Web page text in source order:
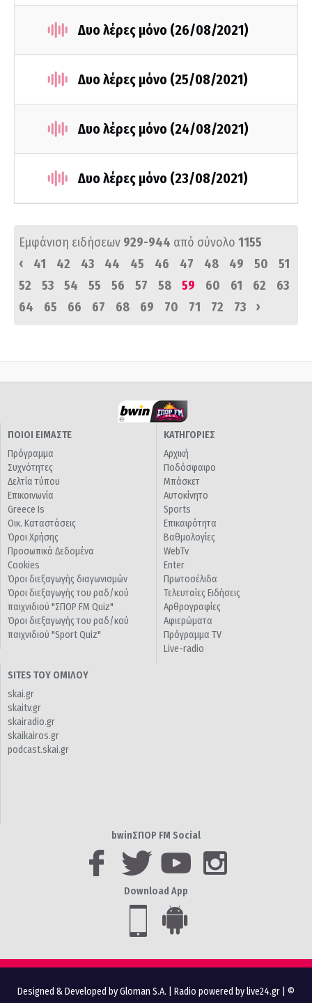
Δυο λέρες μόνο (26/08/2021)
Δυο λέρες μόνο (25/08/2021)
Δυο λέρες μόνο (24/08/2021)
Δυο λέρες μόνο (23/08/2021)
Εμφάνιση ειδήσεων 929-944 από σύνολο 1155
‹
41 42 43 44 45 46 47 48 49 50
51
52
53 54 55 56 57 58 59 60 61 62
63
64
65 66 67 68 69 70 71 72 73 ›
ΠΟΙΟΙ ΕΙΜΑΣΤΕ
Πρόγραμμα
Συχνότητες
Δελτία τύπου
Επικοινωνία
Greece Is
Οικ. Καταστάσεις
Όροι Χρήσης
Προσωπικά Δεδομένα
Cookies
Όροι διεξαγωγής διαγωνισμών
Όροι διεξαγωγής του ραδ/κού
παιχνιδιού "ΣΠΟΡ FM Quiz"
Όροι διεξαγωγής του ραδ/κού
παιχνιδιού "Sport Quiz"
ΚΑΤΗΓΟΡΙΕΣ
Αρχική
Ποδόσφαιρο
Μπάσκετ
Αυτοκίνητο
Sports
Επικαιρότητα
Βαθμολογίες
WebTv
Enter
Πρωτοσέλιδα
Τελευταίες Ειδήσεις
Αρθρογραφίες
Αφιερώματα
Πρόγραμμα TV
Live-radio
SITES ΤΟΥ ΟΜΙΛΟΥ
skai.gr
skaitv.gr
skairadio.gr
skaikairos.gr
podcast.skai.gr
bwinΣΠΟΡ FM Social
Download App
Designed & Developed by Gloman S.A. Radio powered by live24.gr | ©